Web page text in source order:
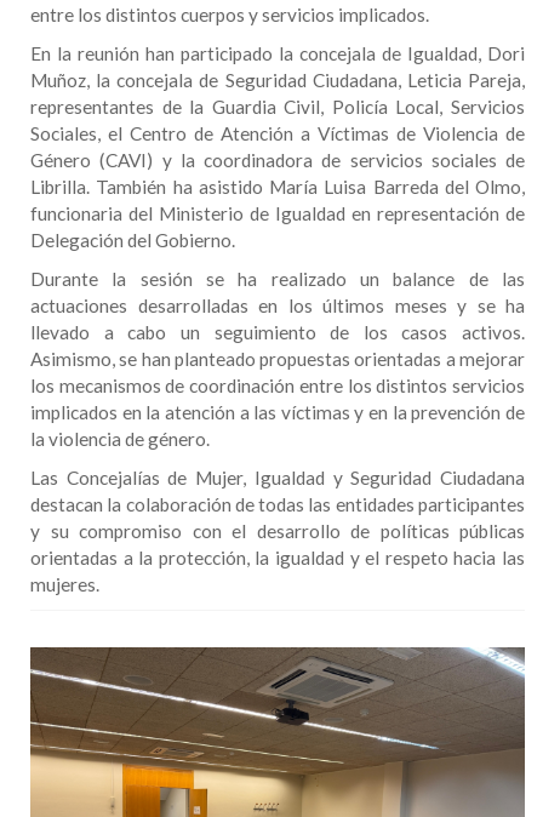
entre los distintos cuerpos y servicios implicados.
En la reunión han participado la concejala de Igualdad, Dori
Muñoz, la concejala de Seguridad Ciudadana, Leticia Pareja,
representantes de la Guardia Civil, Policía Local, Servicios
Sociales, el Centro de Atención a Víctimas de Violencia de
Género (CAVI) y la coordinadora de servicios sociales de
Librilla. También ha asistido María Luisa Barreda del Olmo,
funcionaria del Ministerio de Igualdad en representación de
Delegación del Gobierno.
Durante la sesión se ha realizado un balance de las
actuaciones desarrolladas en los últimos meses y se ha
llevado a cabo un seguimiento de los casos activos.
Asimismo, se han planteado propuestas orientadas a mejorar
los mecanismos de coordinación entre los distintos servicios
implicados en la atención a las víctimas y en la prevención de
la violencia de género.
Las Concejalías de Mujer, Igualdad y Seguridad Ciudadana
destacan la colaboración de todas las entidades participantes
y su compromiso con el desarrollo de políticas públicas
orientadas a la protección, la igualdad y el respeto hacia las
mujeres.